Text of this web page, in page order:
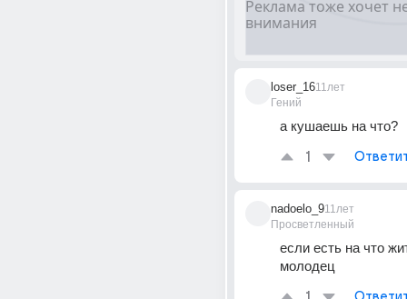
loser_16
Гений
11лет
а кушаешь на что?
1
nadoelo_9
Просветленный
11лет
если есть на что
молодец